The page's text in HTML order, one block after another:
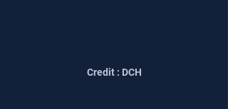
Credit : DCH